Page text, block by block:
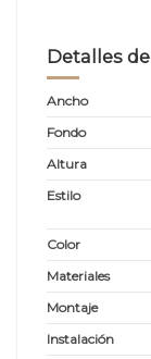
Detalles
Ancho
Fondo
Altura
Estilo
Color
Materiales
Montaje
Instalación